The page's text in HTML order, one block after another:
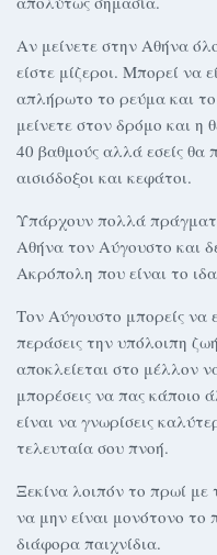
Αν μείνετε στην Αθήνα
είστε μίζεροι. Μπορεί να
απλήρωτο το ρεύμα και το
μείνετε στον δρόμο και η
40 βαθμούς αλλά εσείς θα
αισιόδοξοι και κεφάτοι.
Υπάρχουν πολλά
Αθήνα τον Αύγουστο και
Ακρόπολη που είναι το
Τον Αύγουστο μπορείς να
περάσεις την υπόλοιπη
αποκλείεται στο μέλλον
μπορέσεις να πας κάποιο
είναι να γνωρίσεις
τελευταία σου πνοή.
Ξεκίνα λοιπόν το πρωί με
να μην είναι μονότονο το
διάφορα παιχνίδια.